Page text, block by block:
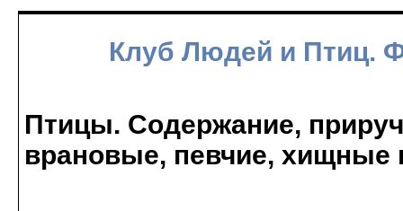
Клуб Людей и Птиц.
Птицы. Содержание,
врановые, певчие, хищные